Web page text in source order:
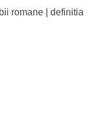
romane| definitia